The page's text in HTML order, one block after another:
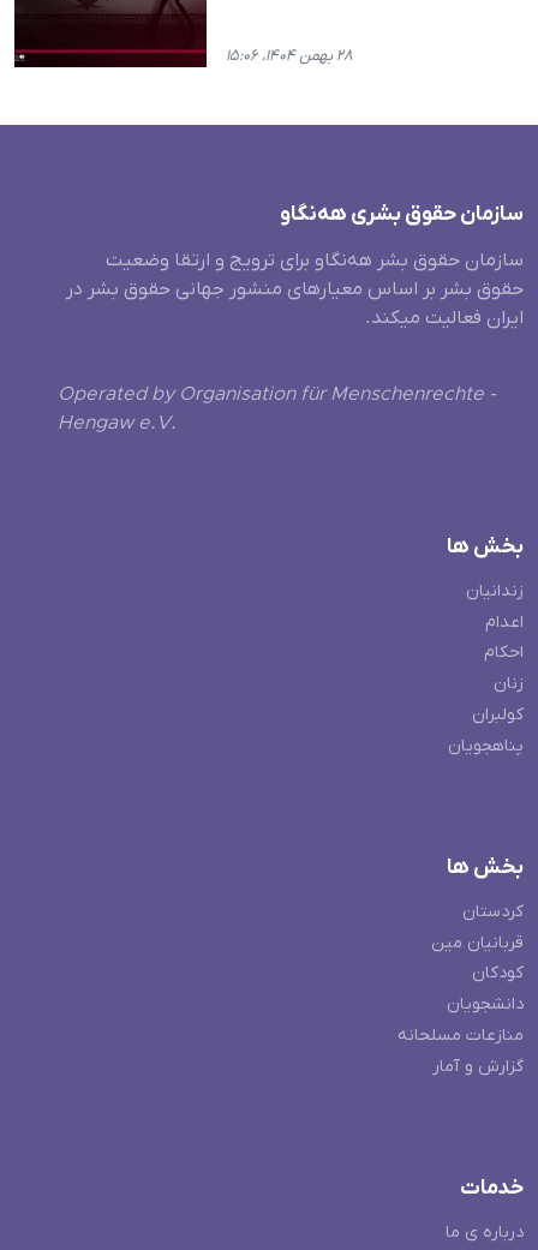
۲۸ بهمن ۱۴۰۴، ۱۵:۰۶
سازمان حقوق بشری هەنگاو
سازمان حقوق بشر هه‌نگاو برای ترویج و ارتقا وضعیت
حقوق بشر بر اساس معیارهای منشور جهانی حقوق بشر در
ایران فعالیت میکند.
Operated by Organisation für Menschenrechte -
Hengaw e.V.
بخش ها
زندانیان
اعدام
احکام
زنان
کولبران
پناهجویان
بخش ها
کردستان
قربانیان مین
کودکان
دانشجویان
منازعات مسلحانه
گزارش و آمار
خدمات
درباره ی ما